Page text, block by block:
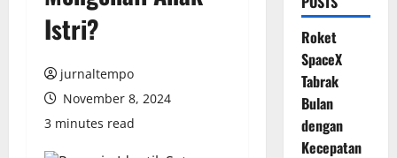
Istri?
jurnaltempo
November 8, 2024
3 minutes read
Roket
SpaceX
Tabrak
Bulan
dengan
Kecepatan